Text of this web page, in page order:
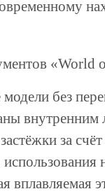
«World
без
внутренним
за
вплавляемая